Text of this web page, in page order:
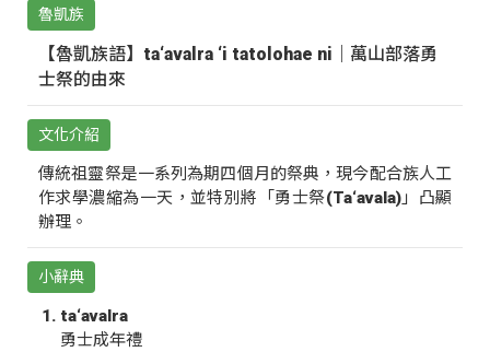
魯凱族
【魯凱族語】ta‘avalra ‘i tatolohae ni｜萬山部落勇
士祭的由來
文化介紹
傳統祖靈祭是一系列為期四個月的祭典，現今配合族人工
作求學濃縮為一天，並特別將「勇士祭(Ta‘avala)」凸顯
辦理。
小辭典
ta‘avalra
勇士成年禮